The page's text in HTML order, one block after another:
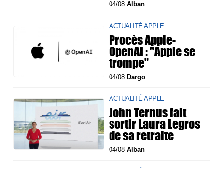
04/08Alban
ACTUALITÉ APPLE
Procès Apple-
OpenAI : "Apple se
trompe"
04/08 Dargo
ACTUALITÉ APPLE
John Ternus fait
sortir Laura Legros
de sa retraite
04/08Alban